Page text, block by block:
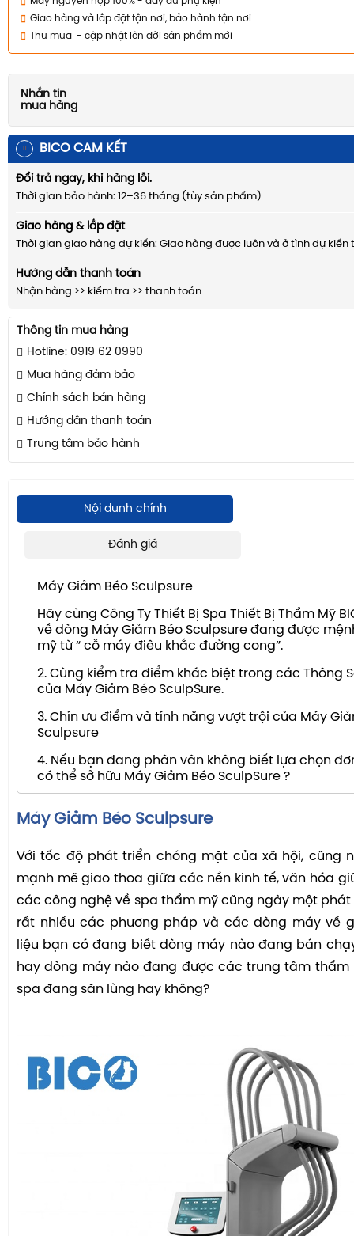
Giao hàng và lắp đặt tận nơi, bảo hành tận nơi
Thu mua - cập nhật lên đời sản phẩm mới
Nhắn tin
mua hàng
BICO CAM KẾT
Đổi trả ngay, khi hàng lỗi.
Thời gian bảo hành: 12–36 tháng (tùy sản phẩm)
Giao hàng & lắp đặt
Thời gian giao hàng dự kiến: Giao hàng được luôn và ở tình dự kiến
Hướng dẫn thanh toán
Nhận hàng >> kiểm tra >> thanh toán
Thông tin mua hàng
Hotline: 0919 62 0990
Mua hàng đảm bảo
Chính sách bán hàng
Hướng dẫn thanh toán
Trung tâm bảo hành
Nội dunh chính
Đánh giá
NỘI DUNG CHÍNH
Máy Giảm Béo Sculpsure
Hãy cùng Công Ty Thiết Bị Spa Thiết Bị Thẩm Mỹ
về dòng Máy Giảm Béo Sculpsure đang được
mỹ từ “ cỗ máy điêu khắc đường cong”.
2. Cùng kiểm tra điểm khác biệt trong các Thông
của Máy Giảm Béo SculpSure.
3. Chín ưu điểm và tính năng vượt trội của Máy
Sculpsure
4. Nếu bạn đang phân vân không biết lựa chọn
có thể sở hữu Máy Giảm Béo SculpSure ?
Máy Giảm Béo Sculpsure
Với tốc độ phát triển chóng mặt của xã hội, cũng
mạnh mẽ giao thoa giữa các nền kinh tế, văn hóa
các công nghệ về spa thẩm mỹ cũng ngày một phát
rất nhiều các phương pháp và các dòng máy về
liệu bạn có đang biết dòng máy nào đang bán
hay dòng máy nào đang được các trung tâm thẩm
spa đang săn lùng hay không?